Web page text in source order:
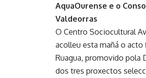
AquaOurense e o
Valdeorras
O Centro Sociocultural
acolleu esta mañá o
Ruagua, promovido pola
dos tres proxectos